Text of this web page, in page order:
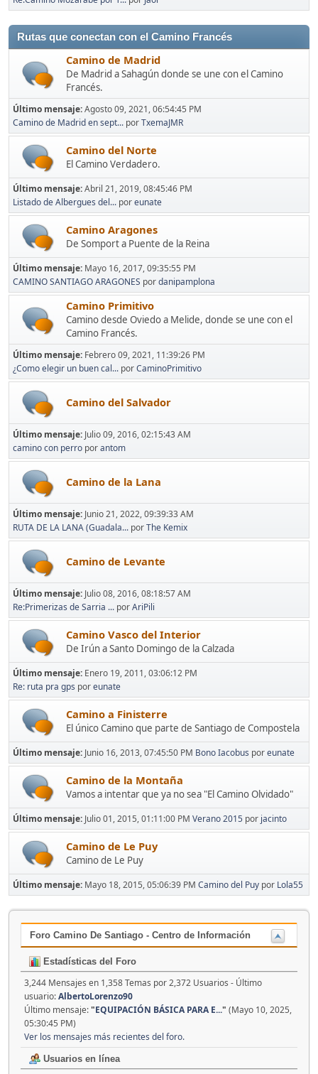
Rutas que conectan con el Camino Francés
Camino de Madrid
De Madrid a Sahagún donde se une con el Camino
Francés.
Último mensaje:Agosto 09, 2021, 06:54:45 PM
Camino de Madrid en sept... porTxemaJMR
Camino del Norte
El Camino Verdadero.
Último mensaje:Abril 21, 2019, 08:45:46 PM
Listado de Albergues del... poreunate
Camino Aragones
De Somport a Puente de la Reina
Último mensaje: Mayo 16, 2017, 09:35:55 PM
CAMINO SANTIAGO ARAGONES pordanipamplona
Camino Primitivo
Camino desde Oviedo a Melide, donde se une con el
Camino Francés.
Último mensaje: Febrero 09, 2021, 11:39:26 PM
¿Como elegir un buen cal... porCaminoPrimitivo
Camino del Salvador
Último mensaje: Julio 09, 2016, 02:15:43 AM
camino con perro porantom
Camino de la Lana
Último mensaje: Junio 21, 2022, 09:39:33 AM
RUTA DE LA LANA (Guadala... porThe Kemix
Camino de Levante
Último mensaje: Julio 08, 2016, 08:18:57 AM
Re:Primerizas de Sarria ... porAriPili
Camino Vasco del Interior
De Irún a Santo Domingo de la Calzada
Último mensaje: Enero 19, 2011, 03:06:12 PM
Re: ruta pra gps poreunate
Camino a Finisterre
El único Camino que parte de Santiago de Compostela
Último mensaje: Junio 16, 2013, 07:45:50 PM Bono Iacobus poreunate
Camino de la Montaña
Vamos a intentar que ya no sea "El Camino Olvidado"
Último mensaje: Julio 01, 2015, 01:11:00 PM Verano 2015 por jacinto
Camino de Le Puy
Camino de Le Puy
Último mensaje: Mayo 18, 2015, 05:06:39 PM Camino del Puy por Lola55
Foro Camino De Santiago - Centro de Información
Estadísticas del Foro
3,244 Mensajes en 1,358 Temas por 2,372 Usuarios - Último
usuario:AlbertoLorenzo90
Último mensaje:"EQUIPACIÓN BÁSICA PARA E..." (Mayo 10, 2025,
05:30:45 PM)
Ver los mensajes más recientes del foro.
Usuarios en línea